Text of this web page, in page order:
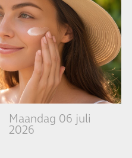
Maandag 06 juli
2026